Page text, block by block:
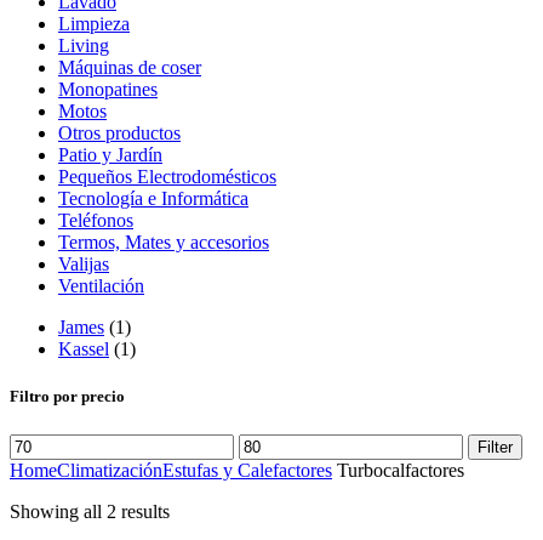
Limpieza
Living
Máquinas de coser
Monopatines
Motos
Otros productos
Patio y Jardín
Pequeños Electrodomésticos
Tecnología e Informática
Teléfonos
Termos, Mates y accesorios
Valijas
Ventilación
James (1)
Kassel (1)
Filtro por precio
Filter
HomeClimatizaciónEstufas y Calefactores Turbocalfactores
Showing all 2 results